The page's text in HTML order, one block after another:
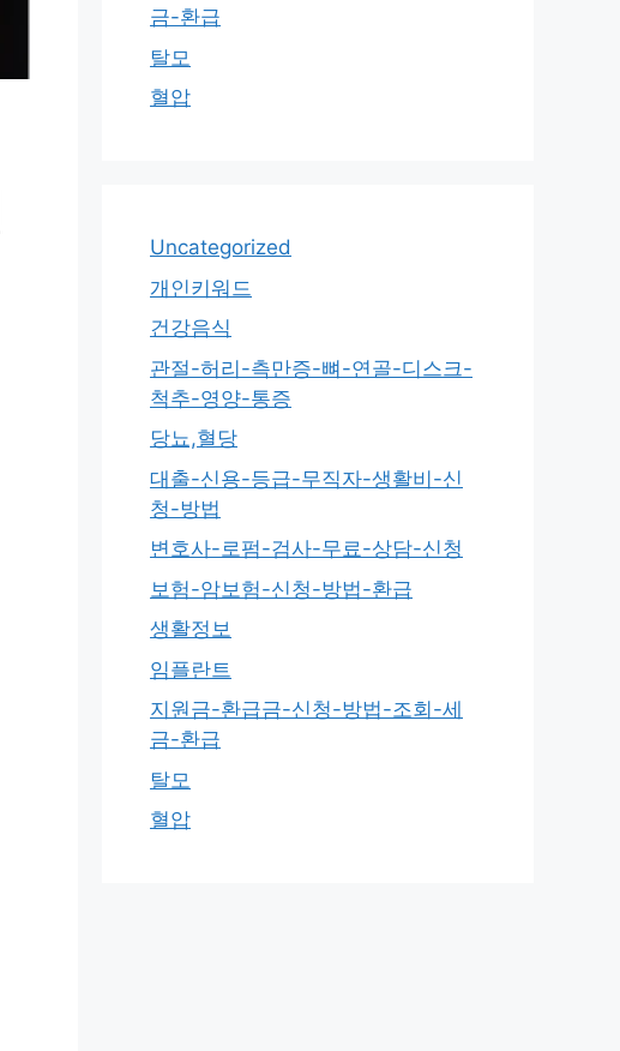
금-환급
탈모
혈압
Uncategorized
개인키워드
건강음식
관절-허리-측만증-뼈-연골-디스크-
척추-영양-통증
당뇨,혈당
대출-신용-등급-무직자-생활비-신
청-방법
변호사-로펌-검사-무료-상담-신청
보험-암보험-신청-방법-환급
생활정보
임플란트
지원금-환급금-신청-방법-조회-세
금-환급
탈모
혈압